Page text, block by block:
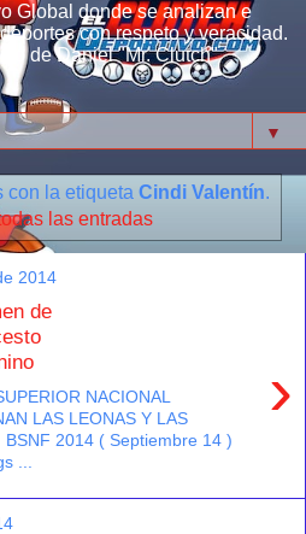
Global donde se analizan e
con respeto y veracidad.
de Daniel "Mr. Clutch"
▼
con la etiqueta Cindi Valentín.
las entradas
2014
de
›
NACIONAL
LAS LEONAS Y LAS
2014 ( Septiembre 14 )
...